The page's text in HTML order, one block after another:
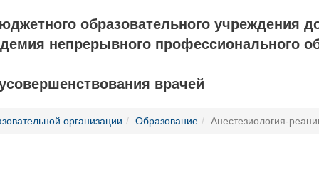
образовательного учреждения
непрерывного профессионального
врачей
организации Образование Анестезиология-